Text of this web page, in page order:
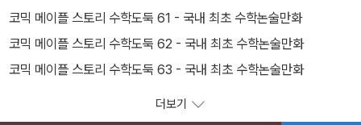
코믹 메이플 스토리 수학도둑 61 - 국내 최초 수학논술만화
코믹 메이플 스토리 수학도둑 62 - 국내 최초 수학논술만화
코믹 메이플 스토리 수학도둑 63 - 국내 최초 수학논술만화
더보기